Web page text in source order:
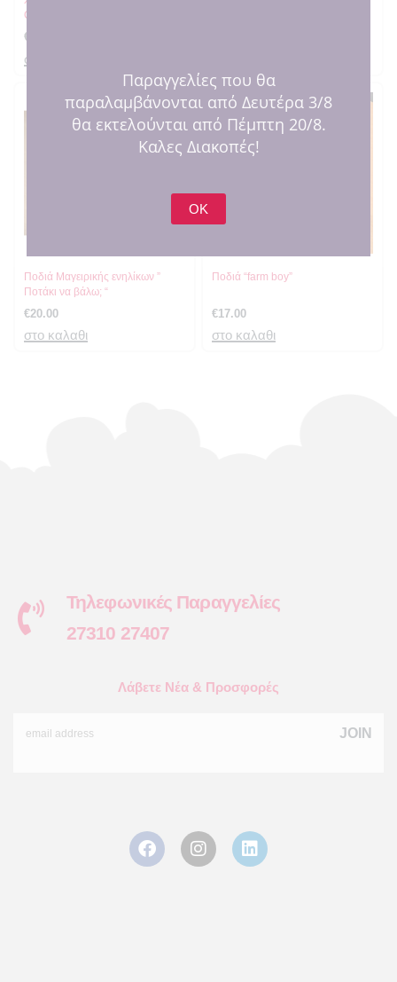
Christmas
€
στο καλαθι
Ποδιά Μαγειρικής ενηλίκων ”
Ποτάκι να βάλω; “
€20.00
στο καλαθι
Ποδιά “farm boy”
€17.00
στο καλαθι
Τηλεφωνικές Παραγγελίες
27310 27407
Λάβετε Νέα & Προσφορές
Παραγγελίες που θα
παραλαμβάνονται από Δευτέρα 3/8
θα εκτελούνται από Πέμπτη 20/8.
Καλες Διακοπές!
OK